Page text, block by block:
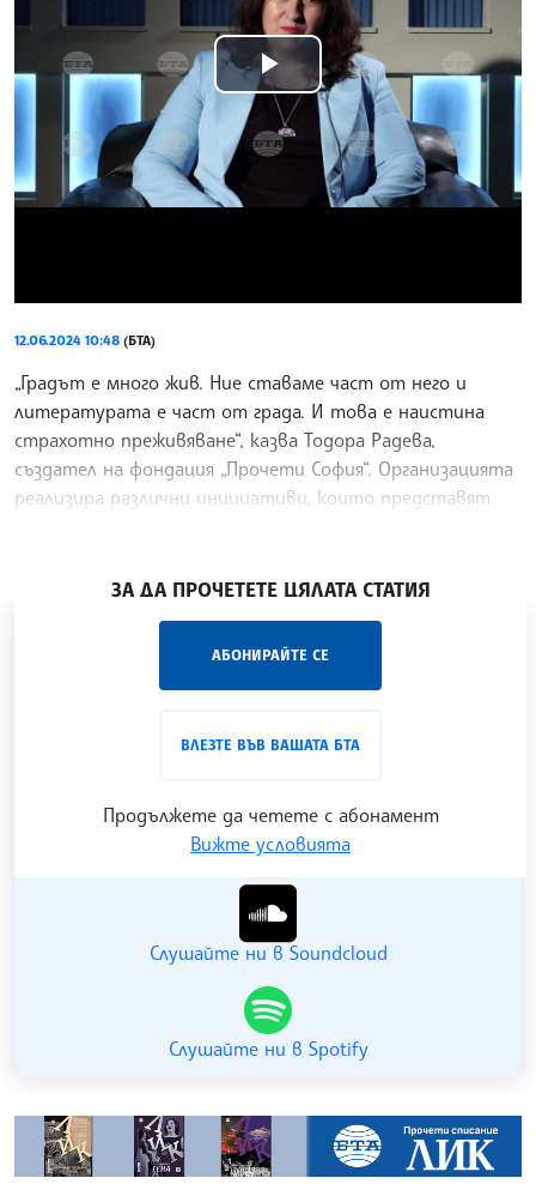
Play
Video
12.06.2024 10:48 (БТА)
„Градът е много жив. Ние ставаме част от него и
литературата е част от града. И това е наистина
страхотно преживяване“, казва Тодора Радева,
създател на фондация „Прочети София“. Организацията
реализира различни инициативи, които представят
ЗА ДА ПРОЧЕТЕТЕ ЦЯЛАТА СТАТИЯ
АБОНИРАЙТЕ СЕ
ВЛЕЗТЕ ВЪВ ВАШАТА БТА
Продължете да четете с абонамент
Вижте условията
„Час ЛИК“ на БТА е мястото за срещи отблизо с
Гледайте ни в YouTube
Слушайте ни в Soundcloud
Слушайте ни в Spotify